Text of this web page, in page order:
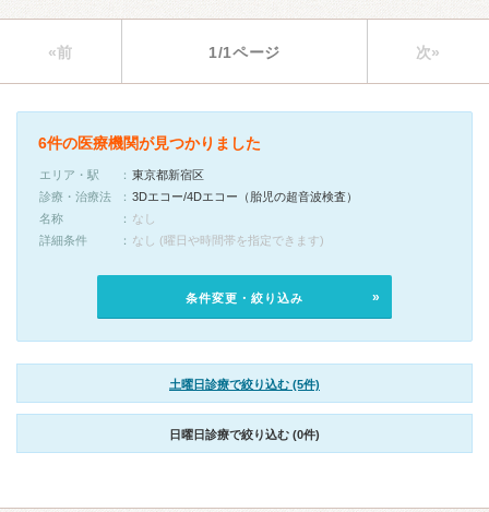
«前 1/1ページ 次»
6件の医療機関が見つかりました
エリア・駅
東京都新宿区
診療・治療法
3Dエコー/4Dエコー（胎児の超音波検査）
名称
なし
詳細条件
なし (曜日や時間帯を指定できます)
条件変更・絞り込み
土曜日診療で絞り込む (5件)
日曜日診療で絞り込む (0件)